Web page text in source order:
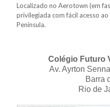
Localizado no Aerotown (em
privilegiada com fácil acesso
Península.
Colégio Futuro
Av. Ayrton
Barra
Rio de